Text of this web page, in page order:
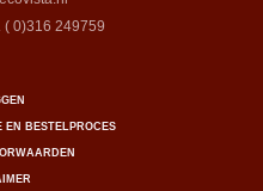
( 0)316 249759
EN BESTELPROCES